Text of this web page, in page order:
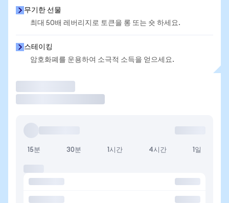
무기한 선물
최대 50배 레버리지로 토큰을 롱 또는 숏 하세요.
스테이킹
암호화폐를 운용하여 소극적 소득을 얻으세요.
15분 30분 1시간 4시간 1일